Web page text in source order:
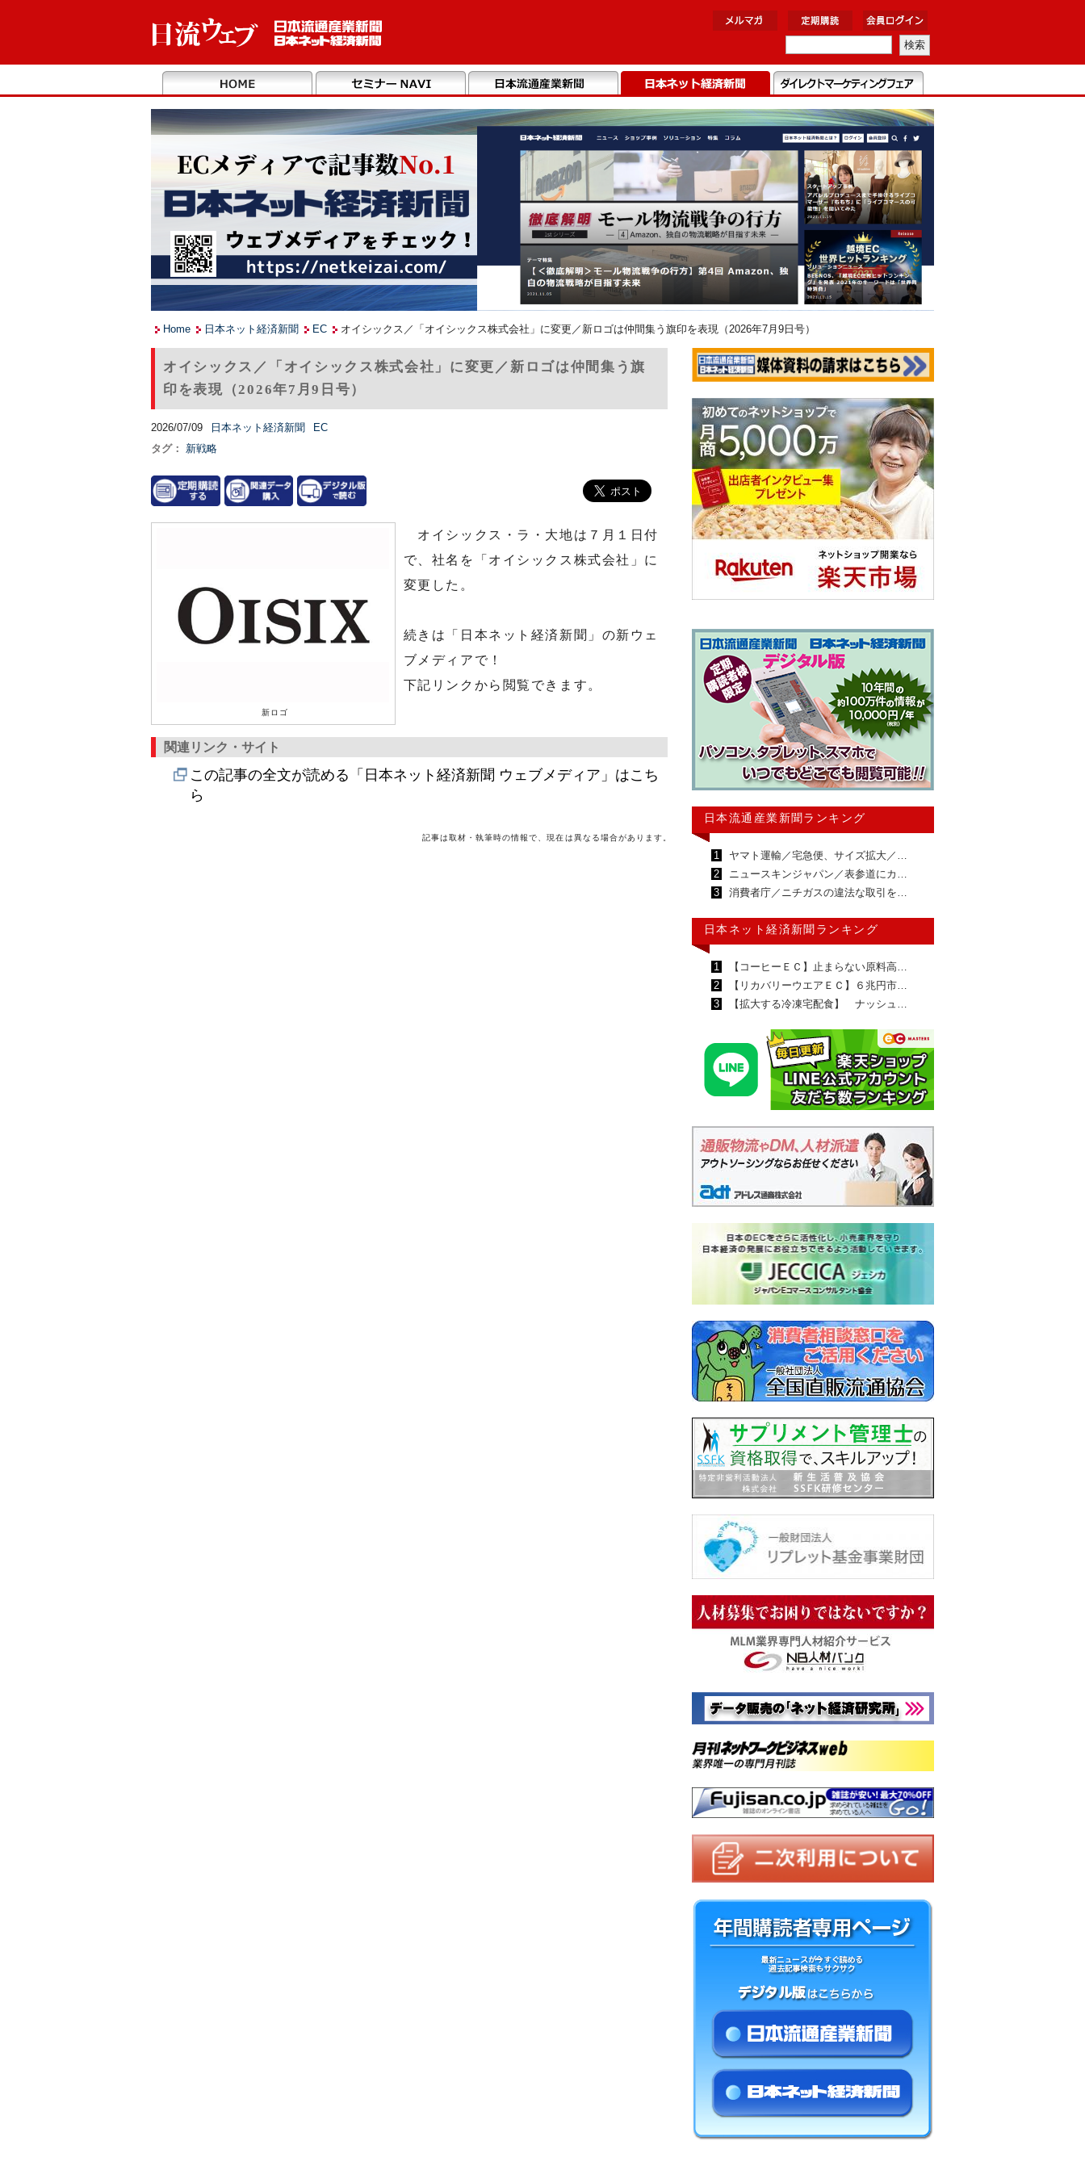
Home 日本ネット経済新聞 EC オイシックス／「オイシックス株式会社」に変更／新ロゴは仲間集う旗印を表現（2026年7月9日号）
オイシックス／「オイシックス株式会社」に変更／新ロゴは仲間集う旗
印を表現（2026年7月9日号）
2026/07/09 日本ネット経済新聞
EC
タグ：
新戦略
新ロゴ
オイシックス・ラ・大地は７月１日付
で、社名を「オイシックス株式会社」に
変更した。
続きは「日本ネット経済新聞」の新ウェ
ブメディアで！
下記リンクから閲覧できます。
関連リンク・サイト
この記事の全文が読める「日本ネット経済新聞 ウェブメディア」はこち
ら
記事は取材・執筆時の情報で、現在は異なる場合があります。
日本流通産業新聞ランキング
1
ヤマト運輸／宅急便、サイズ拡大／…
2
ニュースキンジャパン／表参道にカ…
3
消費者庁／ニチガスの違法な取引を…
日本ネット経済新聞ランキング
1
【コーヒーＥＣ】止まらない原料高…
2
【リカバリーウエアＥＣ】６兆円市…
3
【拡大する冷凍宅配食】 ナッシュ…